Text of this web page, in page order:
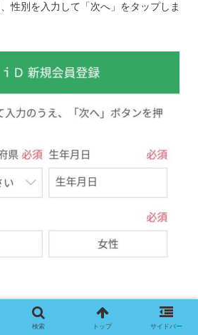
性別を入力して「次へ」をタップしま
検索 トップ サイドバー